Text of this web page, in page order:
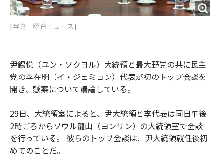
[写真＝聯合ニュース]
尹錫悦（ユン・ソクヨル）大統領と最大野党の共に民主
党の李在明（イ・ジェミョン）代表が初のトップ会談を
開き、懸案について議論している。
29日、大統領室によると、尹大統領と李代表は同日午後
2時ごろからソウル龍山（ヨンサン）の大統領室で会談
を行っている。 彼らのトップ会談は、尹大統領就任後初
めてのことだ。